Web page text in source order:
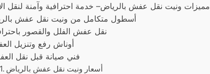
مميزات ونيت نقل عفش بالرياض– خدمة احترافية وآمنة لنقل
أسطول متكامل من ونيت نقل عفش
نقل عفش الفلل والقصور
أوناش رفع وتنزيل
فني صيانة قبل نقل
أسعار ونيت نقل عفش بالرياض